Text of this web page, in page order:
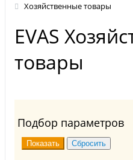
Хозяйственные товары
EVAS
товары
Подбор параметров